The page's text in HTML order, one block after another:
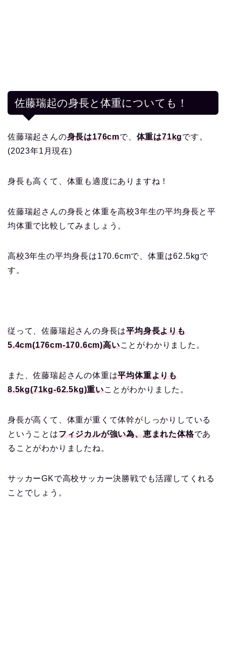
佐藤瑞起の身長と体重についても！
佐藤瑞起さんの身長は176cmで、 体重は71kgです。
(2023年1月現在)
身長も高くて、体重も適度にありますね！
佐藤瑞起さんの身長と体重を高校3年生の平均身長と平
均体重で比較してみましょう。
高校3年生の平均身長は170.6cmで、体重は62.5kgで
す。
従って、佐藤瑞起さんの身長は平均身長よりも
5.4cm(176cm-170.6cm)高いことがわかりました。
また、佐藤瑞起さんの体重は平均体重よりも
8.5kg(71kg-62.5kg)重いことがわかりました。
身長が高くて、体重が重くて体幹がしっかりしている
ということはフィジカルが強い為、恵まれた体格であ
ることがわかりましたね。
サッカーGKで高校サッカー決勝戦でも活躍してくれる
ことでしょう。